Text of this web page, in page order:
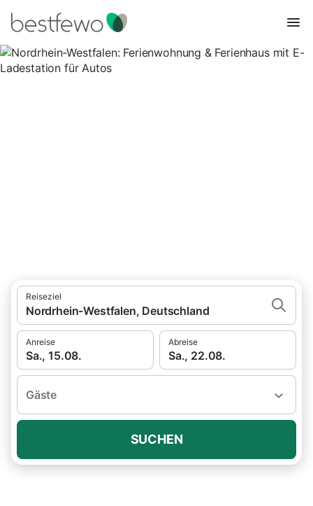
Reiseziel
Nordrhein-Westfalen, Deutschland
Anreise
Sa., 15.08.
Abreise
Sa., 22.08.
Gäste
SUCHEN